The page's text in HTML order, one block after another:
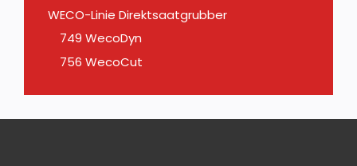
WECO-Linie Direktsaatgrubber
749 WecoDyn
756 WecoCut